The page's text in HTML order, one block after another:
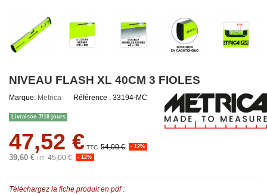
NIVEAU FLASH XL 40CM 3 FIOLES
Marque: Metrica Référence : 33194-MC
Livraison 7/10 jours
47,52 € TTC 54,00 € - 12%
39,60 € HT 45,00 € - 12%
Téléchargez la fiche produit en pdf :